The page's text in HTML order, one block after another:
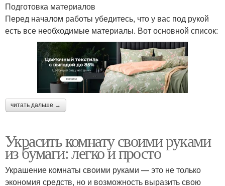
Подготовка материалов
Перед началом работы убедитесь, что у вас под рукой
есть все необходимые материалы. Вот основной список:
читать дальше →
Украсить комнату своими руками
из бумаги: легко и просто
Украшение комнаты своими руками — это не только
экономия средств, но и возможность выразить свою